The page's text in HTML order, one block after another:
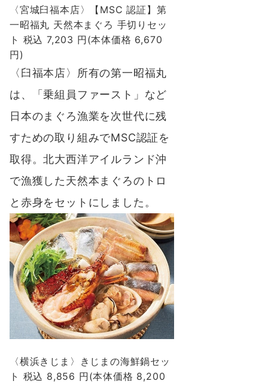
〈宮城臼福本店〉【MSC 認証】第
一昭福丸 天然本まぐろ 手切りセッ
ト 税込 7,203 円(本体価格 6,670
円)
〈臼福本店〉所有の第一昭福丸
は、「乗組員ファースト」など
日本のまぐろ漁業を次世代に残
すための取り組みでMSC認証を
取得。北大西洋アイルランド沖
で漁獲した天然本まぐろのトロ
と赤身をセット にしました。
〈横浜きじま〉きじまの海鮮鍋セッ
ト 税込 8,856 円(本体価格 8,200